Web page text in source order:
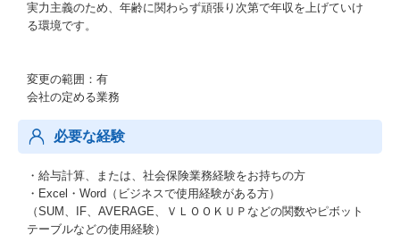
実力主義のため、年齢に関わらず頑張り次第で年収を上げていけ
る環境です。
変更の範囲：有
会社の定める業務
必要な経験
・給与計算、または、社会保険業務経験をお持ちの方
・Excel・Word（ビジネスで使用経験がある方）
（SUM、IF、AVERAGE、ＶＬＯＯＫＵＰなどの関数やピボット
テーブルなどの使用経験）